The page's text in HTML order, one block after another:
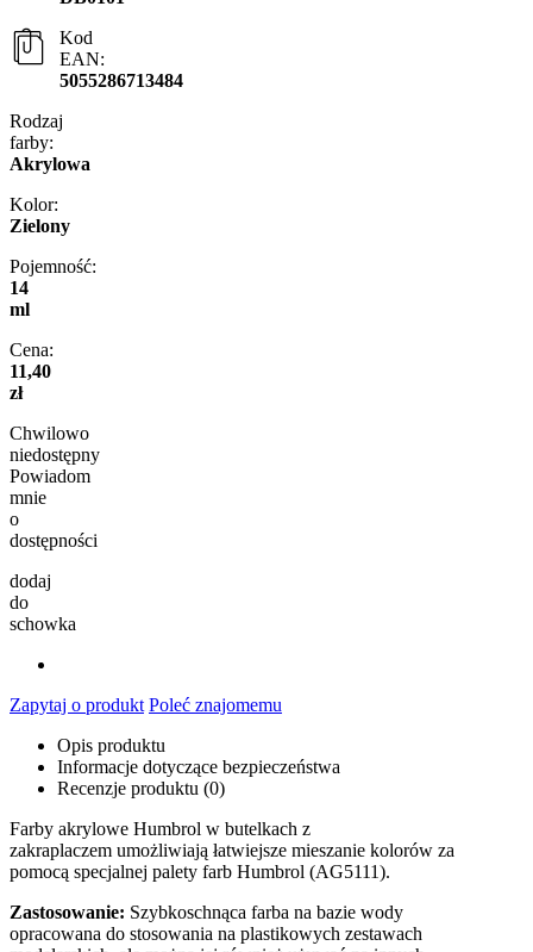
Kod
EAN:
5055286713484
Rodzaj
farby:
Akrylowa
Kolor:
Zielony
Pojemność:
14
ml
Cena:
11,40
zł
Chwilowo
niedostępny
Powiadom
mnie
o
dostępności
dodaj
do
schowka
Zapytaj o produkt Poleć znajomemu
Opis produktu
Informacje dotyczące bezpieczeństwa
Recenzje produktu (0)
Farby akrylowe Humbrol w butelkach z
zakraplaczem umożliwiają łatwiejsze mieszanie kolorów za
pomocą specjalnej palety farb Humbrol (AG5111).
Zastosowanie: Szybkoschnąca farba na bazie wody
opracowana do stosowania na plastikowych zestawach